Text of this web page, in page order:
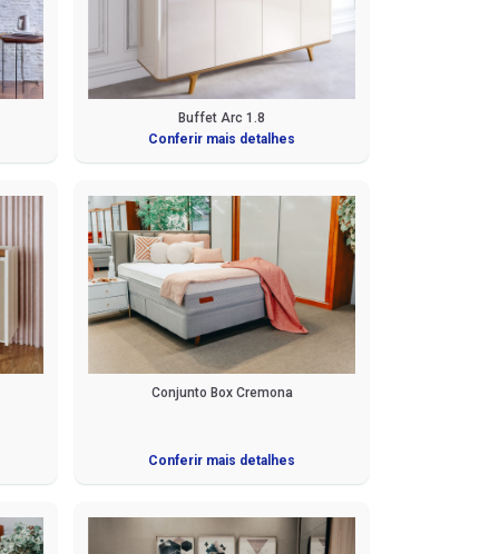
Buffet Arc 1.8
Conferir mais detalhes
Conjunto Box Cremona
Conferir mais detalhes